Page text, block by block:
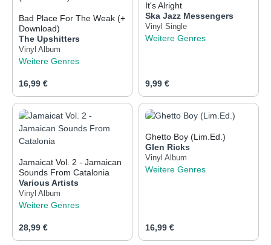
Bad Place For The Weak (+
Download)
The Upshitters
Vinyl Album
Weitere Genres
Regulärer Preis:
16,99 €
It's Alright
Ska Jazz Messengers
Vinyl Single
Weitere Genres
Regulärer Preis:
9,99 €
Jamaicat Vol. 2 - Jamaican
Sounds From Catalonia
Various Artists
Vinyl Album
Weitere Genres
Regulärer Preis:
28,99 €
Ghetto Boy (Lim.Ed.)
Glen Ricks
Vinyl Album
Weitere Genres
Regulärer Preis:
16,99 €